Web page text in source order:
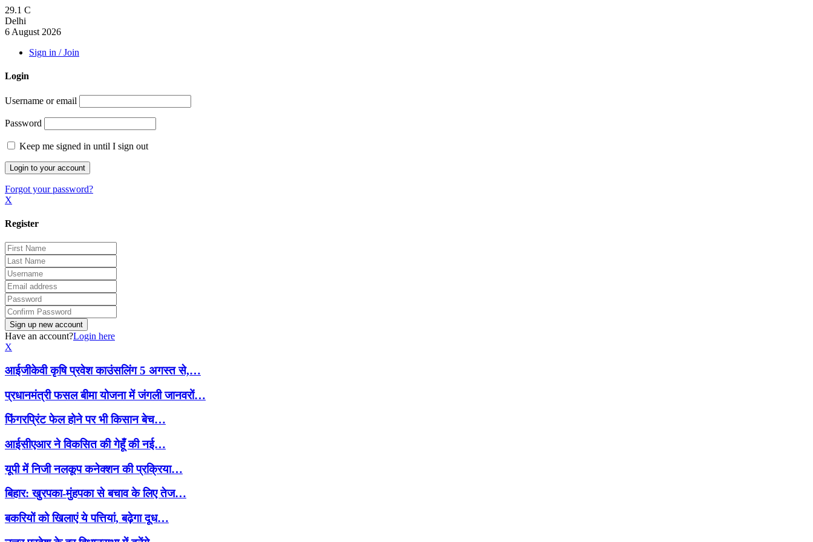
29.1 C
Delhi
6 August 2026
Sign in / Join
Login
Username or email
Password
Keep me signed in until I sign out
Forgot your password?
X
Register
Have an account?Login here
X
आईजीकेवी कृषि प्रवेश काउंसलिंग 5 अगस्त से,…
प्रधानमंत्री फसल बीमा योजना में जंगली जानवरों…
फिंगरप्रिंट फेल होने पर भी किसान बेच…
आईसीएआर ने विकसित की गेहूँ की नई…
यूपी में निजी नलकूप कनेक्शन की प्रक्रिया…
बिहार: खुरपका-मुंहपका से बचाव के लिए तेज…
बकरियों को खिलाएं ये पत्तियां, बढ़ेगा दूध…